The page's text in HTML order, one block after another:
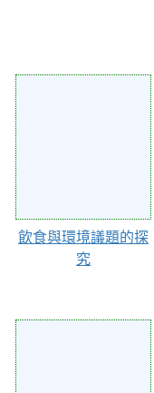
飲食與環境議題的探
究